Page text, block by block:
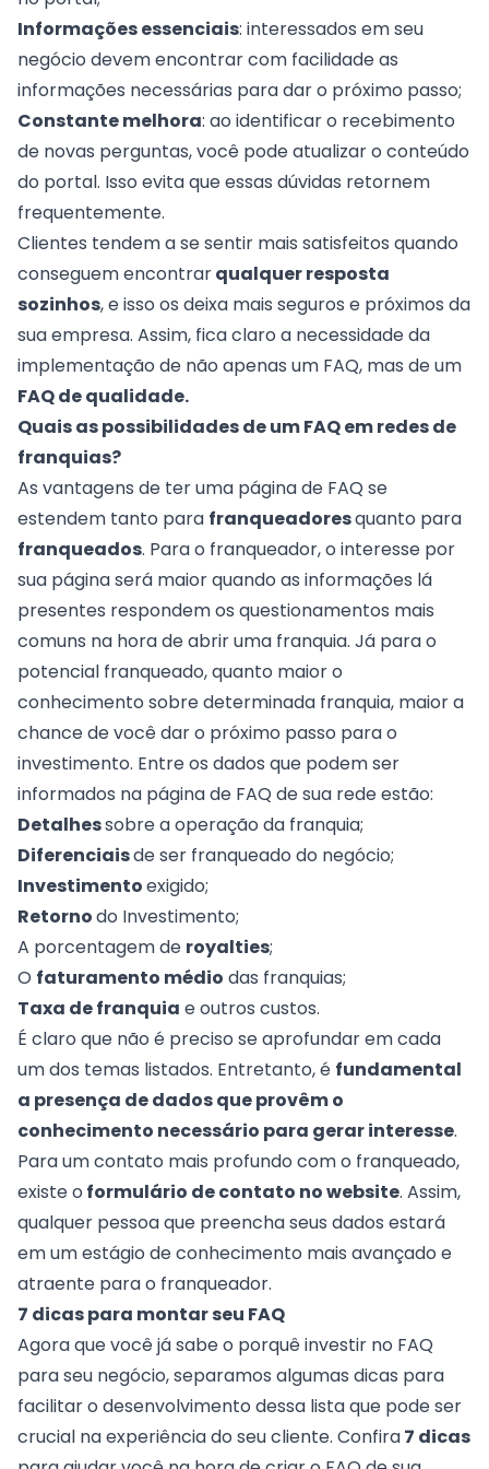
Informações essenciais: interessados em seu
negócio devem encontrar com facilidade as
informações necessárias para dar o próximo passo;
Constante melhora: ao identificar o recebimento
de novas perguntas, você pode atualizar o conteúdo
do portal. Isso evita que essas dúvidas retornem
frequentemente.
Clientes tendem a se sentir mais satisfeitos quando
conseguem encontrarqualquer resposta
sozinhos, e isso os deixa mais seguros e próximos da
sua empresa. Assim, fica claro a necessidade da
implementação de não apenas um FAQ, mas de um
FAQ de qualidade.
Quais as possibilidades de um FAQ em redes de
franquias?
As vantagens de ter uma página de FAQ se
estendem tanto para franqueadoresquanto para
franqueados. Para o franqueador, o interesse por
sua página será maior quando as informações lá
presentes respondem os questionamentos mais
comuns na hora de abrir uma franquia. Já para o
potencial franqueado, quanto maior o
conhecimento sobre determinada franquia, maior a
chance de você dar o próximo passo para o
investimento. Entre os dados que podem ser
informados na página de FAQ de sua rede estão:
Detalhessobre a operação da franquia;
Diferenciaisde ser franqueado do negócio;
Investimentoexigido;
Retornodo Investimento;
A porcentagem de royalties;
O faturamento médio das franquias;
Taxa de franquia e outros custos.
É claro que não é preciso se aprofundar em cada
um dos temas listados. Entretanto, é fundamental
a presença de dados que provêm o
conhecimento necessário para gerar interesse.
Para um contato mais profundo com o franqueado,
existe o formulário de contato no website. Assim,
qualquer pessoa que preencha seus dados estará
em um estágio de conhecimento mais avançado e
atraente para o franqueador.
7 dicas para montar seu FAQ
Agora que você já sabe o porquê investir no FAQ
para seu negócio, separamos algumas dicas para
facilitar o desenvolvimento dessa lista que pode ser
crucial na experiência do seu cliente. Confira7 dicas